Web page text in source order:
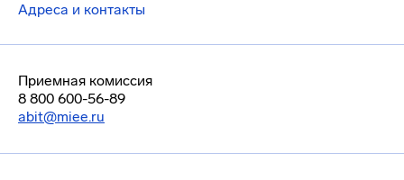
Адреса и контакты
Приемная комиссия
8 800 600-56-89
abit@miee.ru